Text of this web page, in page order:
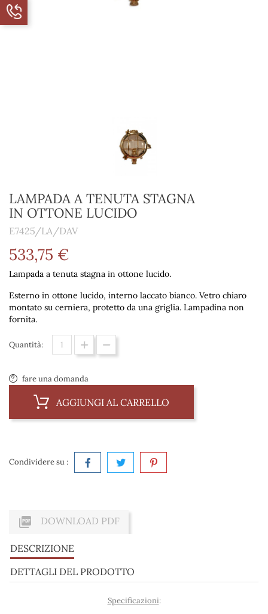
LAMPADA A TENUTA STAGNA
IN OTTONE LUCIDO
E7425/LA/DAV
533,75 €
Lampada a tenuta stagna in ottone lucido.
Esterno in ottone lucido, interno laccato bianco. Vetro chiaro
montato su cerniera, protetto da una griglia. Lampadina non
fornita.
Quantità:
fare una domanda
AGGIUNGI AL CARRELLO
Condividere su :
 DOWNLOAD PDF
DESCRIZIONE
DETTAGLI DEL PRODOTTO
Specificazioni: